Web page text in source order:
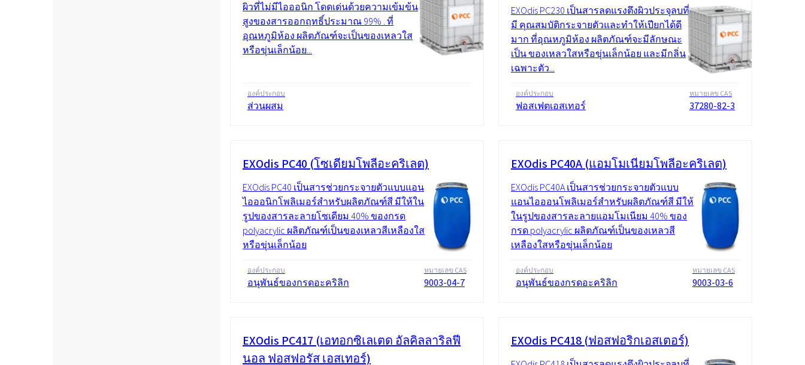
ผิวที่ไม่มีไอออนิก โดดเด่นด้วยความเข้มข้น
สูงของสารออกฤทธิ์ประมาณ 99% . ที่
อุณหภูมิห้อง ผลิตภัณฑ์จะเป็นของเหลวใส
หรือขุ่นเล็กน้อย...
องค์ประกอบ
ส่วนผสม
EXOdis PC230 เป็นสารลดแรงตึงผิวประจุลบที่
มี คุณสมบัติกระจายตัวและทำให้เปียกได้ดี
มาก ที่อุณหภูมิห้อง ผลิตภัณฑ์จะมีลักษณะ
เป็น ของเหลวใสหรือขุ่นเล็กน้อย และมีกลิ่น
เฉพาะตัว...
องค์ประกอบ
ฟอสเฟตเอสเทอร์
หมายเลข CAS
37280-82-3
EXOdis PC40 (โซเดียมโพลีอะคริเลต)
EXOdis PC40 เป็นสารช่วยกระจายตัวแบบแอน
ไอออนิกโพลิเมอร์สำหรับผลิตภัณฑ์สี มีให้ใน
รูปของสารละลายโซเดียม 40% ของกรด
polyacrylic ผลิตภัณฑ์เป็นของเหลวสีเหลืองใส
หรือขุ่นเล็กน้อย
องค์ประกอบ
อนุพันธ์ของกรดอะคริลิก
หมายเลข CAS
9003-04-7
EXOdis PC40A (แอมโมเนียมโพลีอะคริเลต)
EXOdis PC40A เป็นสารช่วยกระจายตัวแบบ
แอนไอออนโพลิเมอร์สำหรับผลิตภัณฑ์สี มีให้
ในรูปของสารละลายแอมโมเนียม 40% ของ
กรด polyacrylic ผลิตภัณฑ์เป็นของเหลวสี
เหลืองใสหรือขุ่นเล็กน้อย
องค์ประกอบ
อนุพันธ์ของกรดอะคริลิก
หมายเลข CAS
9003-03-6
EXOdis PC417 (เอทอกซิเลเตด อัลคิลลาริลฟี
นอล ฟอสฟอรัส เอสเทอร์)
EXOdis PC418 (ฟอสฟอริกเอสเตอร์)